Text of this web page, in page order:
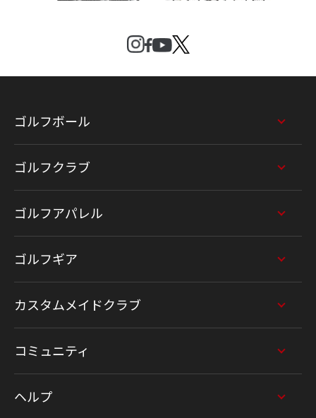
ゴルフボール
ゴルフクラブ
ゴルフアパレル
ゴルフギア
カスタムメイドクラブ
コミュニティ
ヘルプ